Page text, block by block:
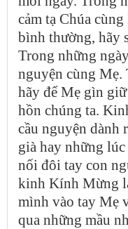
cảm tạ Chúa
bình thường, hãy
Trong những
nguyện cùng Mẹ.
hãy để Mẹ gìn
hồn chúng ta.
cầu nguyện dành
già hay những
nối đôi tay con
kinh Kính Mừng
mình vào tay Mẹ
qua những mầu